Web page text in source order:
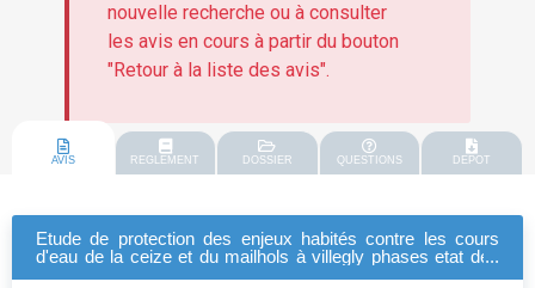
nouvelle recherche ou à consulter
les avis en cours à partir du bouton
"Retour à la liste des avis".
AVIS REGLEMENT DOSSIER QUESTIONS DEPOT
Etude de protection des enjeux habités contre les cours
d'eau de la ceize et du mailhols à villegly phases etat des